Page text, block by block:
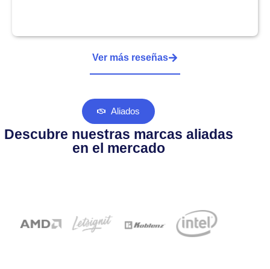
Ver más reseñas
Aliados
Descubre nuestras marcas aliadas
en el mercado